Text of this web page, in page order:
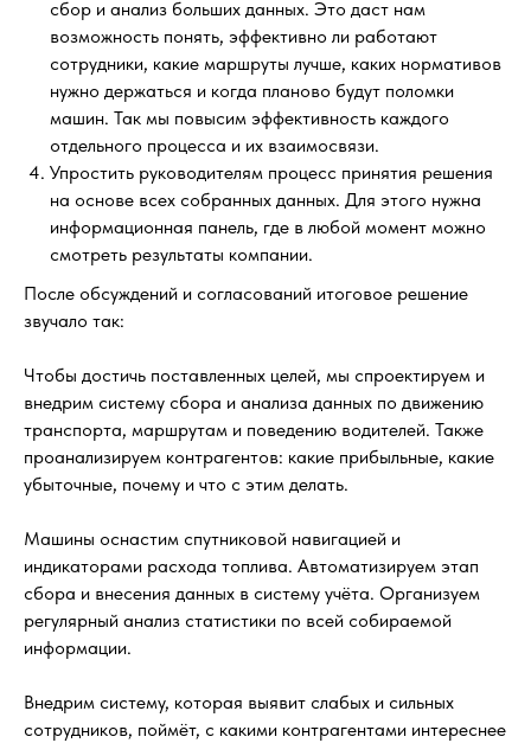
сбор и анализ больших данных. Это даст нам
возможность понять, эффективно ли работают
сотрудники, какие маршруты лучше, каких нормативов
нужно держаться и когда планово будут поломки
машин. Так мы повысим эффективность каждого
отдельного процесса и их взаимосвязи.
Упростить руководителям процесс принятия решения
на основе всех собранных данных. Для этого нужна
информационная панель, где в любой момент можно
смотреть результаты компании.
После обсуждений и согласований итоговое решение
звучало так:
Чтобы достичь поставленных целей, мы спроектируем и
внедрим систему сбора и анализа данных по движению
транспорта, маршрутам и поведению водителей. Также
проанализируем контрагентов: какие прибыльные, какие
убыточные, почему и что с этим делать.
Машины оснастим спутниковой навигацией и
индикаторами расхода топлива. Автоматизируем этап
сбора и внесения данных в систему учёта. Организуем
регулярный анализ статистики по всей собираемой
информации.
Внедрим систему, которая выявит слабых и сильных
сотрудников, поймёт, с какими контрагентами интереснее